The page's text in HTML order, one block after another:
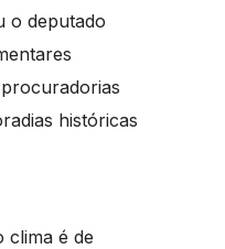
o deputado
históricas
clima é de